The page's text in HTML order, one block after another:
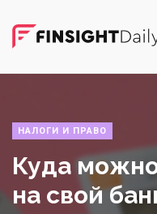
НАЛОГИ И ПРАВО
Куда
на свой